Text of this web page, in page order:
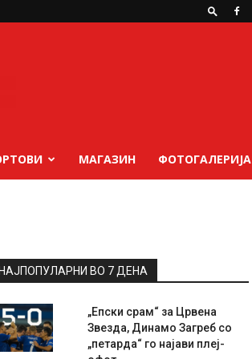
МАГАЗИН ФОТОГАЛЕРИЈА
ВО 7 ДЕНА
„Епски срам“ за Црвена
Звезда, Динамо Загреб со
„петарда“ го најави плеј-